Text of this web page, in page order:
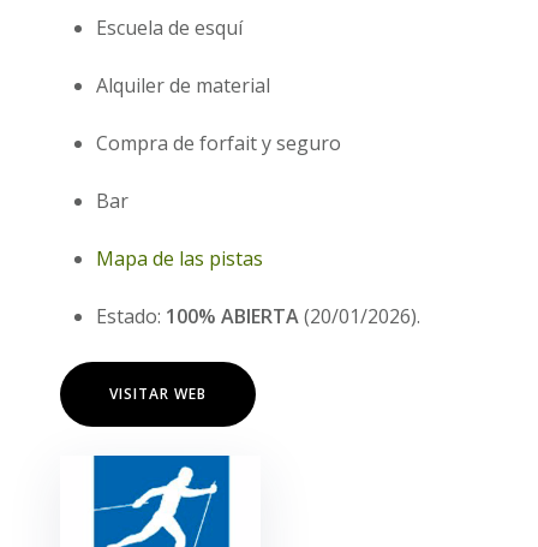
Escuela de esquí
Alquiler de material
Compra de forfait y seguro
Bar
Mapa de las pistas
Estado: 100% ABIERTA(20/01/2026).
VISITAR WEB